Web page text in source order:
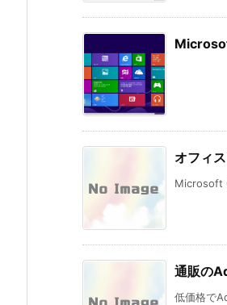
オフィ
Microsoft
通販の
低価格で